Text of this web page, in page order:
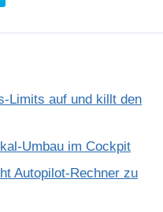
Limits auf und killt den
Umbau im Cockpit
Autopilot-Rechner zu